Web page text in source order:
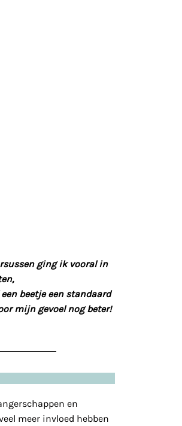
ging ik vooral in
beetje een standaard
mijn gevoel nog beter!
en
meer invloed hebben